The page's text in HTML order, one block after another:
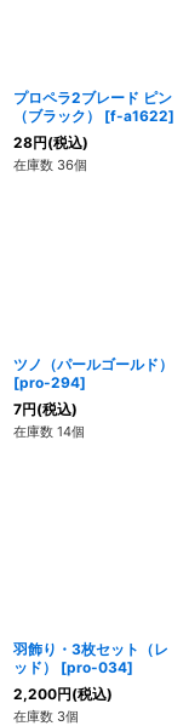
プロペラ2ブレード ピン
（ブラック）
[f-a1622]
28円(税込)
在庫数 36個
ツノ（パールゴールド）
[pro-294]
7円(税込)
在庫数 14個
羽飾り・3枚セット（レ
ッド）
[pro-034]
2,200円(税込)
在庫数 3個